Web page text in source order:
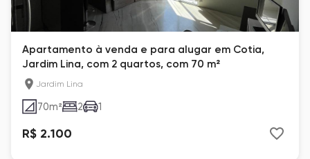
Apartamento à venda e para alugar em Cotia,
Jardim Lina, com 2 quartos, com 70 m²
Jardim Lina
70m² 2 1
R$ 2.100